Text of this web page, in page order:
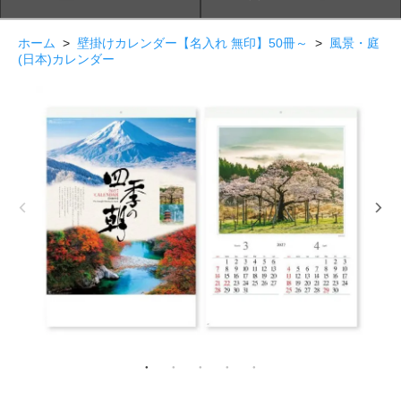
ホーム > 壁掛けカレンダー【名入れ 無印】50冊～ >
風景・庭
(日本)カレンダー